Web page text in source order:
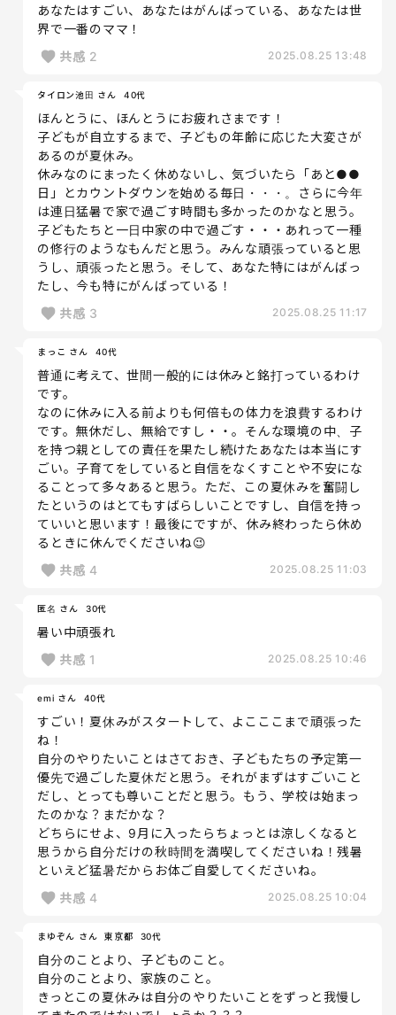
あなたはすごい、あなたはがんばっている、あなたは世
界で一番のママ！
共感 2 2025.08.25 13:48
タイロン池田 さん 40代
ほんとうに、ほんとうにお疲れさまです！
子どもが自立するまで、子どもの年齢に応じた大変さが
あるのが夏休み。
休みなのにまったく休めないし、気づいたら「あと●●
日」とカウントダウンを始める毎日・・・。さらに今年
は連日猛暑で家で過ごす時間も多かったのかなと思う。
子どもたちと一日中家の中で過ごす・・・あれって一種
の修行のようなもんだと思う。みんな頑張っていると思
うし、頑張ったと思う。そして、あなた特にはがんばっ
たし、今も特にがんばっている！
共感 3 2025.08.25 11:17
まっこ さん 40代
普通に考えて、世間一般的には休みと銘打っているわけ
です。
なのに休みに入る前よりも何倍もの体力を浪費するわけ
です。無休だし、無給ですし・・。そんな環境の中、子
を持つ親としての責任を果たし続けたあなたは本当にす
ごい。子育てをしていると自信をなくすことや不安にな
ることって多々あると思う。ただ、この夏休みを奮闘し
たというのはとてもすばらしいことですし、自信を持っ
ていいと思います！最後にですが、休み終わったら休め
るときに休んでくださいね😉
共感 4 2025.08.25 11:03
匿名 さん 30代
暑い中頑張れ
共感 1 2025.08.25 10:46
emi さん 40代
すごい！夏休みがスタートして、よこここまで頑張った
ね！
自分のやりたいことはさておき、子どもたちの予定第一
優先で過ごした夏休だと思う。それがまずはすごいこと
だし、とっても尊いことだと思う。もう、学校は始まっ
たのかな？まだかな？
どちらにせよ、9月に入ったらちょっとは涼しくなると
思うから自分だけの秋時間を満喫してくださいね！残暑
といえど猛暑だからお体ご自愛してくださいね。
共感 4 2025.08.25 10:04
まゆぞん さん 東京都 30代
自分のことより、子どものこと。
自分のことより、家族のこと。
きっとこの夏休みは自分のやりたいことをずっと我慢し